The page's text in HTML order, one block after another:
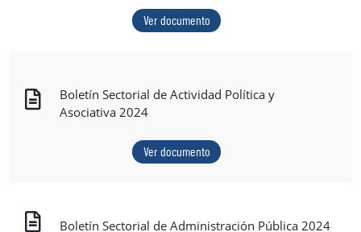
Ver documento
Boletín Sectorial de Actividad Política y
Asociativa 2024
Ver documento
Boletín Sectorial de Administración Pública 2024